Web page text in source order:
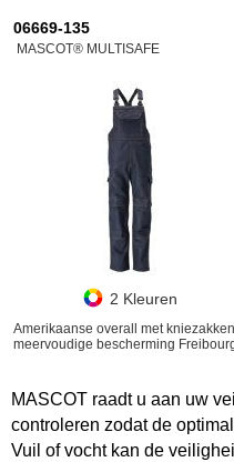
06669-135
MASCOT® MULTISAFE
2 Kleuren
Amerikaanse overall met
meervoudige bescherming
MASCOT raadt u aan uw
controleren zodat de
Vuil of vocht kan de